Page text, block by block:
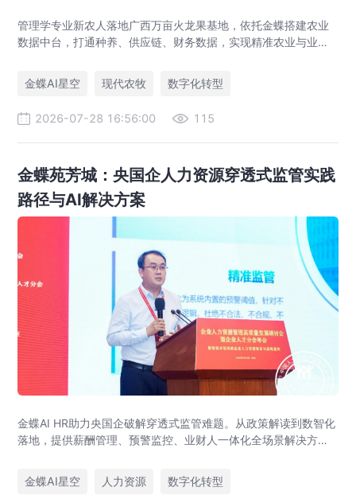
管理学专业新农人落地广西万亩火龙果基地，依托金蝶搭建农业
数据中台，打通种养、供应链、财务数据，实现精准农业与业财
金蝶AI星空
现代农牧 数字化转型
2026-07-28 16:56:00 115
金蝶苑芳城：央国企人力资源穿透式监管实践
路径与AI解决方案
金蝶AI HR助力央国企破解穿透式监管难题。从政策解读到数智化
落地，提供薪酬管理、预警监控、业财人一体化全场景解决方
金蝶AI星空
人力资源 数字化转型